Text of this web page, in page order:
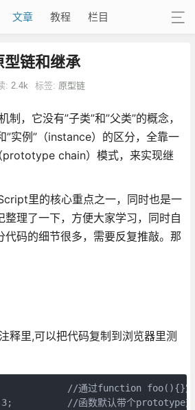
文章 教程 栏目
链和继承
: 2.4k 标签: 原型链
，它没有”子类”和”父类”的概念，
”实例”（instance）的区分，全靠一
prototype chain）模式，来实现继
里的核心重点之一，同时也是一
整理了一下，方便大家学习，同时自
代码的细节很多，需要反复推敲。那
释里,可以把代码复制到浏览器里测
//通过function foo(){}定义
//函数默认带个prototype